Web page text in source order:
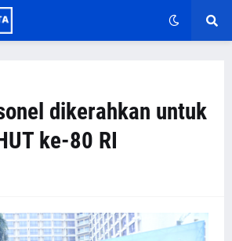
dikerahkan untuk
ke-80 RI